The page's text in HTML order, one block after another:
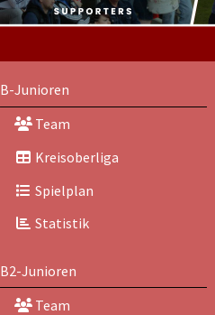
B-Junioren
Team
Kreisoberliga
Spielplan
Statistik
B2-Junioren
Team